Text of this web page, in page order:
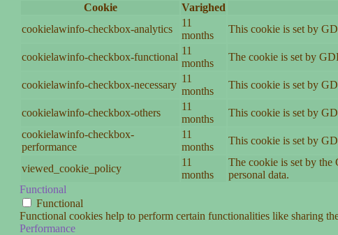
Cookie
Varighed
cookielawinfo-checkbox-analytics
11
months
This cookie is set by
cookielawinfo-checkbox-functional
11
months
The cookie is set by
cookielawinfo-checkbox-necessary
11
months
This cookie is set by
cookielawinfo-checkbox-others
11
months
This cookie is set by
cookielawinfo-checkbox-
performance
11
months
This cookie is set by
viewed_cookie_policy
11
months
The cookie is set by the
personal data.
Functional
Functional
Functional cookies help to perform certain functionalities like sharing
Performance